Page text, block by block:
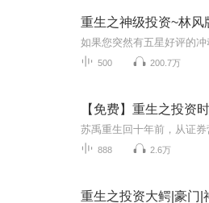
重生之神级投资~林风
500 200.7万
【免费】重生之投资
888 2.6万
重生之投资大鳄|豪门|